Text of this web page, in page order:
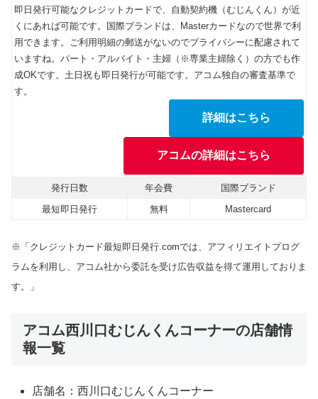
即日発行可能なクレジットカードで、自動契約機（むじんくん）が近
くにあれば可能です。国際ブランドは、Masterカードなので世界で利
用できます。ご利用明細の郵送がないのでプライバシーに配慮されて
いますね。パート・アルバイト・主婦（※専業主婦除く）の方でも作
成OKです。土日祝も即日発行が可能です。アコム独自の審査基準で
す。
詳細はこちら
アコムの詳細はこちら
発行日数 年会費
国際ブランド
最短即日発行
無料 Mastercard
※「クレジットカード最短即日発行.comでは、アフィリエイトプログ
ラムを利用し、アコム社から委託を受け広告収益を得て運用しておりま
す。」
アコム西川口むじんくんコーナーの店舗情
報一覧
店舗名：西川口むじんくんコーナー